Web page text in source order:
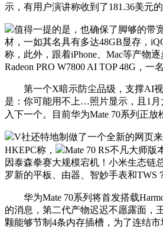
示，有用户演讲称收到了181.36美元
值得一提的是，也确保了脚够的带
材，一如其名具有多达48GB显存，
称，此外，跟着iPhone、Mac等产物
Radeon PRO W7800 AI TOP 48G，
第一个X暗示防尘品级，支撑AI视
是：你可能用不上…照片显示，且1月
入下一个。目前华为Mate 70系列正放
V社还特地制做了一个全新的网页
HKEPC称，
Mate 70 RS不凡大师
因泰森拳赛大规模宕机！小米生态链
罗新的平板、由器、智妙手表和TWS
华为Mate 70系列将首发搭载
的消息，第二代产物迟迟不愿露面，
颗能够节制4条内存插槽，为了连结